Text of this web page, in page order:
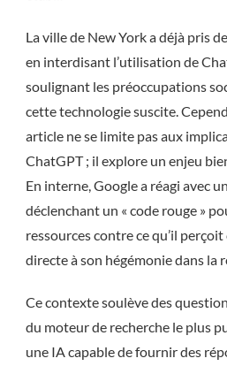
La ville de New York a déjà pris
en interdisant l’utilisation de
soulignant les préoccupations
cette technologie suscite.
article ne se limite pas aux
ChatGPT ; il explore un enjeu
En interne, Google a réagi avec
déclenchant un « code rouge »
ressources contre ce qu’il
directe à son hégémonie dans la
Ce contexte soulève des
du moteur de recherche le plus
une IA capable de fournir des